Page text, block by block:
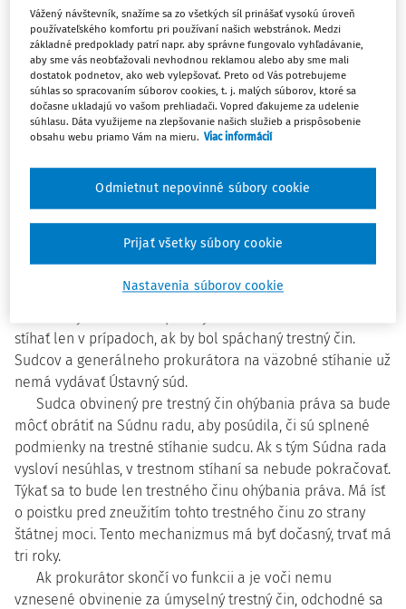
nesudcov. Okrem toho sa zavedie regionálny princíp pre
členov volených sudcami rozdelením voľných miest na
volebné obvody. Sudcovské rady budú môcť navrhovať
kandidátov na členov Súdnej rady len v rámci svojho
volebného obvodu. Zástupcovia z Najvyššieho súdu SR
budú mať jeden volebný obvod.
Nová legislatíva rozširuje pôsobnosť Súdnej rady o
konanie vo veciach majetkových pomerov sudcov.
Umožňuje jej aktívny dohľad nad spĺňaním predpokladov
sudcovskej spôsobilosti. Závažné disciplinárne previnenie
nezlučiteľné s funkciou sudcu definuje ako obchodné,
majetkové alebo finančné vzťahy s osobami z prostredia
Okrem toho sa zruší rozhodovacia imunita sudcov
stíhať len v prípadoch, ak by bol spáchaný trestný čin.
Sudcov a generálneho prokurátora na väzobné stíhanie už
nemá vydávať Ústavný súd.
Sudca obvinený pre trestný čin ohýbania práva sa bude
môcť obrátiť na Súdnu radu, aby posúdila, či sú splnené
podmienky na trestné stíhanie sudcu. Ak s tým Súdna rada
vysloví nesúhlas, v trestnom stíhaní sa nebude pokračovať.
Týkať sa to bude len trestného činu ohýbania práva. Má ísť
o poistku pred zneužitím tohto trestného činu zo strany
štátnej moci. Tento mechanizmus má byť dočasný, trvať má
tri roky.
Ak prokurátor skončí vo funkcii a je voči nemu
vznesené obvinenie za úmyselný trestný čin, odchodné sa
Vážený návštevník, snažíme sa zo všetkých síl prinášať vysokú úroveň
používateľského komfortu pri používaní našich webstránok. Medzi
základné predpoklady patrí napr. aby správne fungovalo vyhľadávanie,
aby sme vás neobťažovali nevhodnou reklamou alebo aby sme mali
dostatok podnetov, ako web vylepšovať. Preto od Vás potrebujeme
súhlas so spracovaním súborov cookies, t. j. malých súborov, ktoré sa
dočasne ukladajú vo vašom prehliadači. Vopred ďakujeme za udelenie
súhlasu. Dáta využijeme na zlepšovanie našich služieb a prispôsobenie
obsahu webu priamo Vám na mieru. Viac informácií
Nastavenia súborov cookie
Odmietnut nepovinné súbory cookie
Prijať všetky súbory cookie